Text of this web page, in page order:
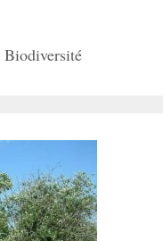
Biodiversité